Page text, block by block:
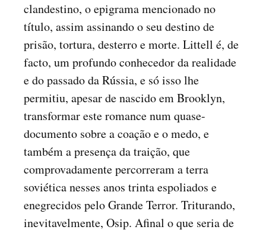
clandestino, o epigrama mencionado no
título, assim assinando o seu destino de
prisão, tortura, desterro e morte. Littell é, de
facto, um profundo conhecedor da realidade
e do passado da Rússia, e só isso lhe
permitiu, apesar de nascido em Brooklyn,
transformar este romance num quase-
documento sobre a coação e o medo, e
também a presença da traição, que
comprovadamente percorreram a terra
soviética nesses anos trinta espoliados e
enegrecidos pelo Grande Terror. Triturando,
inevitavelmente, Osip. Afinal o que seria de